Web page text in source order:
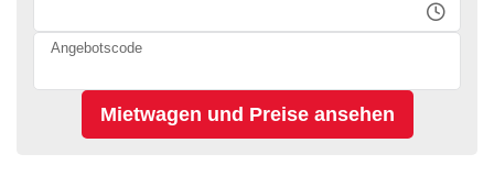
Angebotscode